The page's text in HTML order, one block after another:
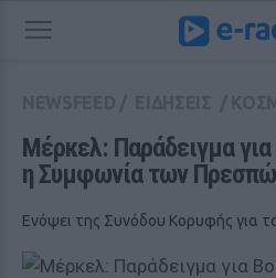
Μέρκελ: Παράδειγμα
η Συμφωνία των
Eνόψει της Συνόδου Κορυφής για